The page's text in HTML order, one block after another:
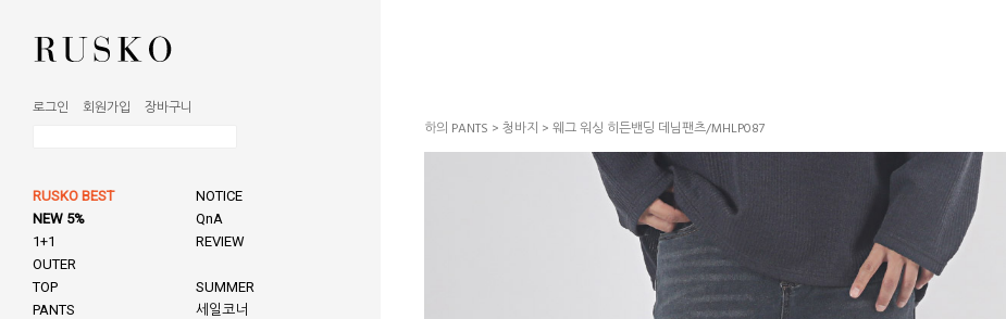
로그인 회원가입 장바구니
RUSKO BEST
NEW 5%
1+1
OUTER
TOP
PANTS
NOTICE
QnA
REVIEW
SUMMER
세일코너
하의 PANTS > 청바지 > 웨그 워싱 히든밴딩 데님팬츠/MHLP087